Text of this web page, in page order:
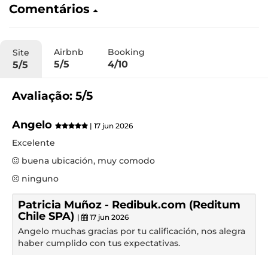
Comentários
Site
5/5
Airbnb
5/5
Booking
4/10
Avaliação: 5/5
Angelo | 17 jun 2026
Excelente
buena ubicación, muy comodo
ninguno
Patricia Muñoz - Redibuk.com (Reditum
Chile SPA) | 17 jun 2026
Angelo muchas gracias por tu calificación, nos alegra
haber cumplido con tus expectativas.